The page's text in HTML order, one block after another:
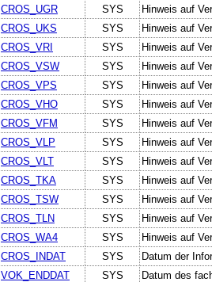
CROS_UGR SYS
Hinweis auf
CROS_UKS SYS
Hinweis auf
CROS_VRI SYS
Hinweis auf
CROS_VSW SYS
Hinweis auf
CROS_VPS SYS
Hinweis auf
CROS_VHO SYS
Hinweis auf
CROS_VFM SYS
Hinweis auf
CROS_VLP SYS
Hinweis auf
CROS_VLT SYS
Hinweis auf
CROS_TKA SYS
Hinweis auf
CROS_TSW SYS
Hinweis auf
CROS_TLN SYS
Hinweis auf
CROS_WA4 SYS
Hinweis auf
CROS_INDAT SYS
Datum der
VOK_ENDDAT SYS
Datum des